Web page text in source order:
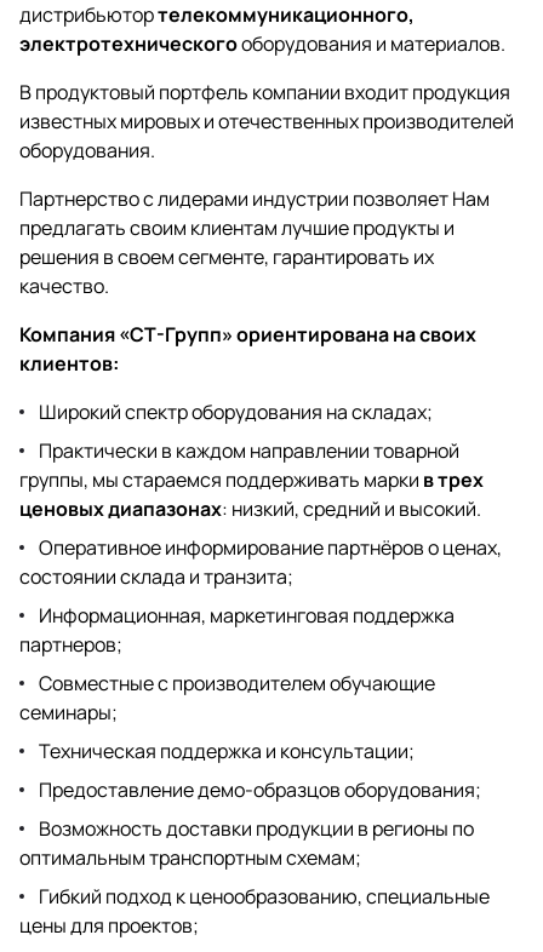
дистрибьютортелекоммуникационного,
электротехническогооборудования и материалов.
В продуктовый портфель компании входит продукция
известных мировых и отечественных производителей
оборудования.
Партнерство с лидерами индустрии позволяет Нам
предлагать своим клиентам лучшие продукты и
решения в своем сегменте, гарантировать их
качество.
Компания «СТ-Групп» ориентирована на своих
клиентов:
Широкий спектр оборудования на складах;
Практически в каждом направлении товарной
группы, мы стараемся поддерживать марки в трех
ценовых диапазонах: низкий, средний и высокий.
Оперативное информирование партнёров о ценах,
состоянии склада и транзита;
Информационная, маркетинговая поддержка
партнеров;
Совместные с производителем обучающие
семинары;
Техническая поддержка и консультации;
Предоставление демо-образцов оборудования;
Возможность доставки продукции в регионы по
оптимальным транспортным схемам;
Гибкий подход к ценообразованию, специальные
цены для проектов;